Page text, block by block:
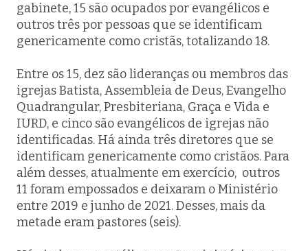
gabinete, 15 são ocupados por evangélicos e
outros três por pessoas que se identificam
genericamente como cristãs, totalizando 18.
Entre os 15, dez são lideranças ou membros das
igrejas Batista, Assembleia de Deus, Evangelho
Quadrangular, Presbiteriana, Graça e Vida e
IURD, e cinco são evangélicos de igrejas não
identificadas. Há ainda três diretores que se
identificam genericamente como cristãos. Para
além desses, atualmente em exercício, outros
11 foram empossados e deixaram o Ministério
entre 2019 e junho de 2021. Desses, mais da
metade eram pastores (seis).